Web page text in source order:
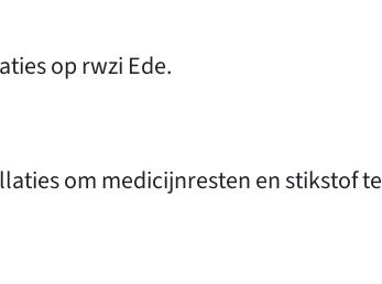
op rwzi Ede.
om medicijnresten en stikstof te